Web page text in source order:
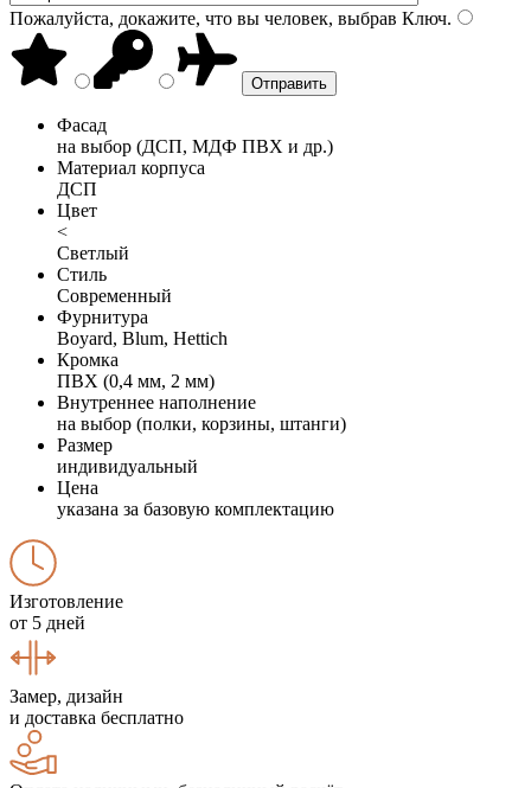
Пожалуйста, докажите, что вы человек, выбрав Ключ.
Фасад
на выбор (ДСП, МДФ ПВХ и др.)
Материал корпуса
ДСП
Цвет
<
Светлый
Стиль
Современный
Фурнитура
Boyard, Blum, Hettich
Кромка
ПВХ (0,4 мм, 2 мм)
Внутреннее наполнение
на выбор (полки, корзины, штанги)
Размер
индивидуальный
Цена
указана за базовую комплектацию
Изготовление
от 5 дней
Замер, дизайн
и доставка бесплатно